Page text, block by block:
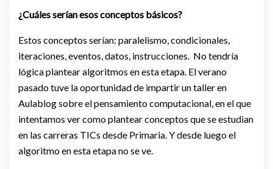
¿Cuáles serían esos conceptos básicos?
Estos conceptos serían: paralelismo, condicionales,
iteraciones, eventos, datos, instrucciones. No tendría
lógica plantear algoritmos en esta etapa. El verano
pasado tuve la oportunidad de impartir un taller en
Aulablog sobre el pensamiento computacional, en el que
intentamos ver como plantear conceptos que se estudian
en las carreras TICs desde Primaria. Y desde luego el
algoritmo en esta etapa no se ve.